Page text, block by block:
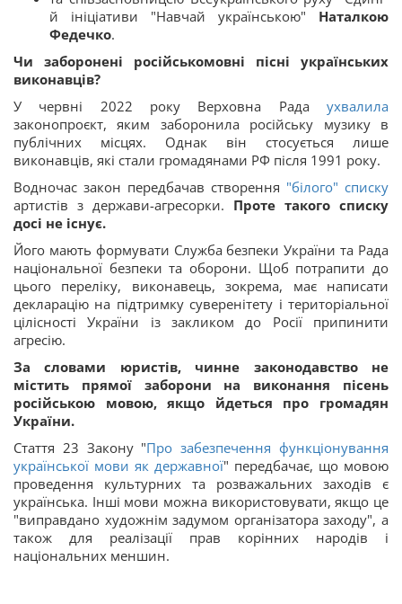
й ініціативи "Навчай українською" Наталкою
Федечко.
Чи заборонені російськомовні пісні українських
виконавців?
У червні 2022 року Верховна Рада ухвалила
законопроєкт, яким заборонила російську музику в
публічних місцях. Однак він стосується лише
виконавців, які стали громадянами РФ після 1991 року.
Водночас закон передбачав створення "білого" списку
артистів з держави-агресорки. Проте такого списку
досі не існує.
Його мають формувати Служба безпеки України та Рада
національної безпеки та оборони. Щоб потрапити до
цього переліку, виконавець, зокрема, має написати
декларацію на підтримку суверенітету і територіальної
цілісності України із закликом до Росії припинити
агресію.
За словами юристів, чинне законодавство не
містить прямої заборони на виконання пісень
російською мовою, якщо йдеться про громадян
України.
Стаття 23 Закону "Про забезпечення функціонування
української мови як державної" передбачає, що мовою
проведення культурних та розважальних заходів є
українська. Інші мови можна використовувати, якщо це
"виправдано художнім задумом організатора заходу", а
також для реалізації прав корінних народів і
національних меншин.